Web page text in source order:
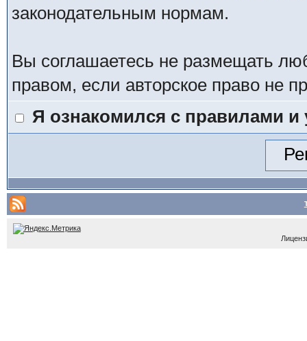
законодательным нормам.
Вы соглашаетесь не размещать
правом, если авторское право не
Я ознакомился с правилами